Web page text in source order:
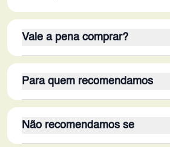
Vale a pena comprar?
em 2026, especialmente para
desempenho e qualidade de tela.
tornam atrativo para gamers e
Para quem recomendamos
buscam um smartphone com bom
tela de qualidade e
Não recomendamos se